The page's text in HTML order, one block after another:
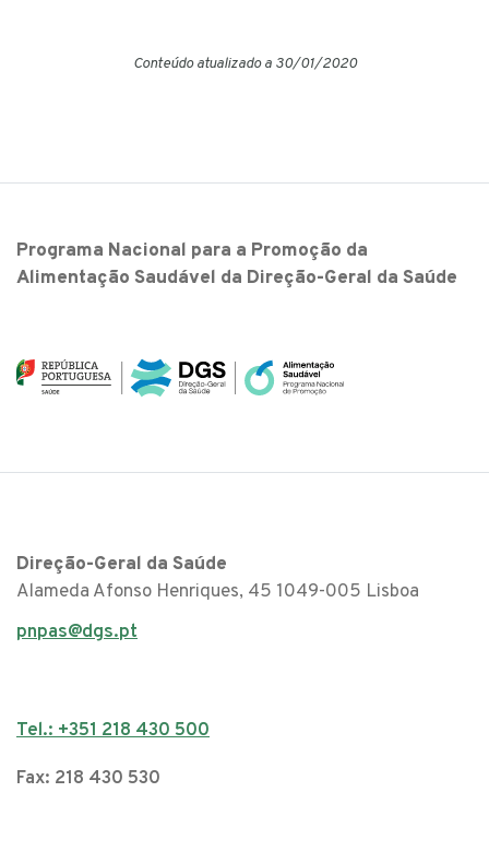
Conteúdo atualizado a 30/01/2020
Programa Nacional para a Promoção da
Alimentação Saudável da Direção-Geral da Saúde
Direção-Geral da Saúde
Alameda Afonso Henriques, 45 1049-005 Lisboa
pnpas@dgs.pt
Tel.: +351 218 430 500
Fax: 218 430 530